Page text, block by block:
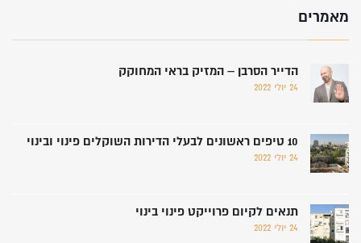
מאמרים
הדייר הסרבן – המזיק בראי המחוקק
24 יולי 2022
10 טיפים ראשונים לבעלי הדירות השוקלים פינוי ובינוי
24 יולי 2022
תנאים לקיום פרוייקט פינוי בינוי
24 יולי 2022